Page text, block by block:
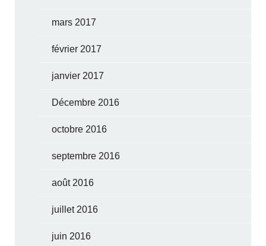
mars 2017
février 2017
janvier 2017
Décembre 2016
octobre 2016
septembre 2016
août 2016
juillet 2016
juin 2016